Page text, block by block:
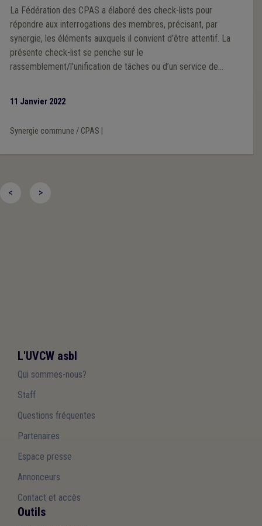
La Fédération des CPAS a élaboré des check-lists pour
répondre aux interrogations des membres, précisant, par
synergie, les éléments auxquels il convient d’être attentif. La
présente check-list se penche sur le
rassemblement/l'unification de tâches ou d’un service de
11 Janvier 2022
Synergie commune / CPAS
< >
L'UVCW asbl
Qui sommes-nous?
Staff
Questions fréquentes
Partenaires
Espace presse
Annonceurs
Contact et accès
Outils